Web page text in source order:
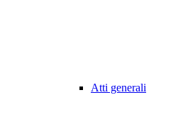
Atti generali